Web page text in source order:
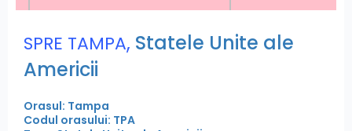
SPRE TAMPA, Statele Unite ale
Americii
Orasul: Tampa
Codul orasului: TPA